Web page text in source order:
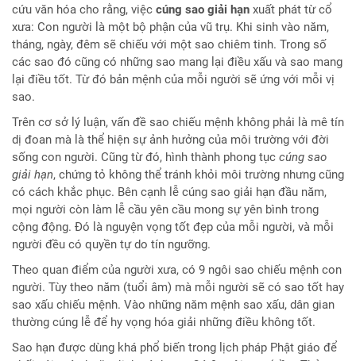
cứu văn hóa cho rằng, việc cúng sao giải hạn xuất phát từ cổ
xưa: Con người là một bộ phận của vũ trụ. Khi sinh vào năm,
tháng, ngày, đêm sẽ chiếu với một sao chiêm tinh. Trong số
các sao đó cũng có những sao mang lại điều xấu và sao mang
lại điều tốt. Từ đó bản mệnh của mỗi người sẽ ứng với mỗi vị
sao.
Trên cơ sở lý luận, vấn đề sao chiếu mệnh không phải là mê tín
dị đoan mà là thể hiện sự ảnh hưởng của môi trường với đời
sống con người. Cũng từ đó, hình thành phong tục cúng sao
giải hạn, chứng tỏ không thể tránh khỏi môi trường nhưng cũng
có cách khắc phục. Bên cạnh lễ cúng sao giải hạn đầu năm,
mọi người còn làm lễ cầu yên cầu mong sự yên bình trong
cộng động. Đó là nguyện vọng tốt đẹp của mỗi người, và mỗi
người đều có quyền tự do tín ngưỡng.
Theo quan điểm của người xưa, có 9 ngôi sao chiếu mệnh con
người. Tùy theo năm (tuổi âm) mà mỗi người sẽ có sao tốt hay
sao xấu chiếu mệnh. Vào những năm mệnh sao xấu, dân gian
thường cúng lễ để hy vọng hóa giải những điều không tốt.
Sao hạn được dùng khá phổ biến trong lịch pháp Phật giáo để